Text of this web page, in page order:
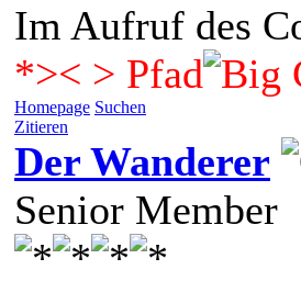
Im Aufruf des
*>< > Pfad
Homepage Suchen
Zitieren
Der Wanderer
Senior Member